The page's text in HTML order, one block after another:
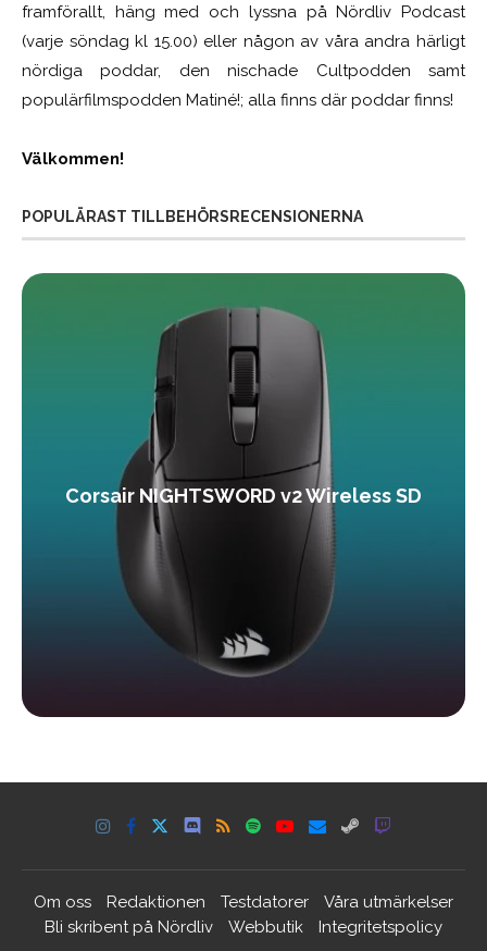
framförallt, häng med och lyssna på Nördliv Podcast
(varje söndag kl 15.00) eller någon av våra andra härligt
nördiga poddar, den nischade Cultpodden samt
populärfilmspodden Matiné!; alla finns där poddar finns!
Välkommen!
POPULÄRAST TILLBEHÖRSRECENSIONERNA
Corsair NIGHTSWORD v2 Wireless SD
Om oss Redaktionen Testdatorer
Våra utmärkelser
Bli skribent på Nördliv
Webbutik Integritetspolicy